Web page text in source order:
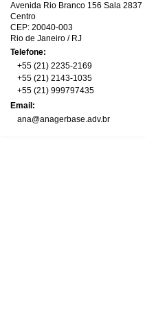
Avenida Rio Branco 156 Sala 2837
Centro
CEP: 20040-003
Rio de Janeiro / RJ
Telefone:
+55 (21) 2235-2169
+55 (21) 2143-1035
+55 (21) 999797435
Email:
ana@anagerbase.adv.br